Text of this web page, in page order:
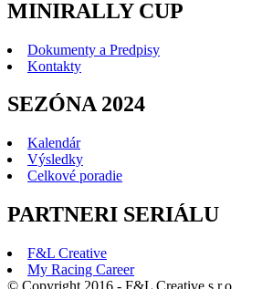
MINIRALLY CUP
Dokumenty a Predpisy
Kontakty
SEZÓNA 2024
Kalendár
Výsledky
Celkové poradie
PARTNERI SERIÁLU
F&L Creative
My Racing Career